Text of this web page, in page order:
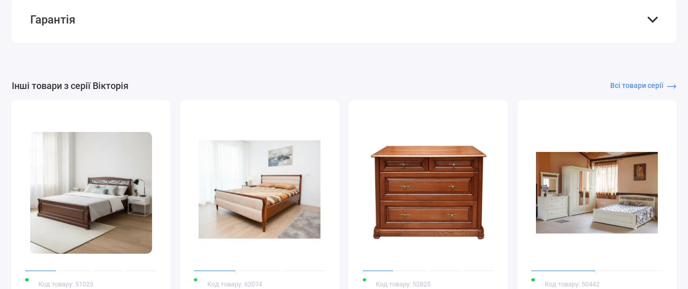
Гарантія
Інші товари з серії Вікторія Всі товари серії
Код товару: 51023 Код товару: 62074 Код товару: 52825 Код товару: 50442